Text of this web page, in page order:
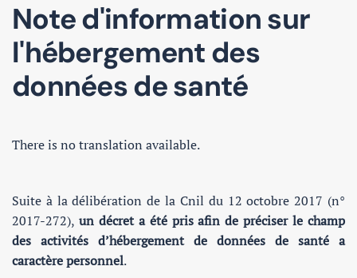
Note d'information sur
l'hébergement des
données de santé
There is no translation available.
Suite à la délibération de la Cnil du 12 octobre 2017 (n°
2017-272), un décret a été pris afin de préciser le champ
des activités d’hébergement de données de santé a
caractère personnel.